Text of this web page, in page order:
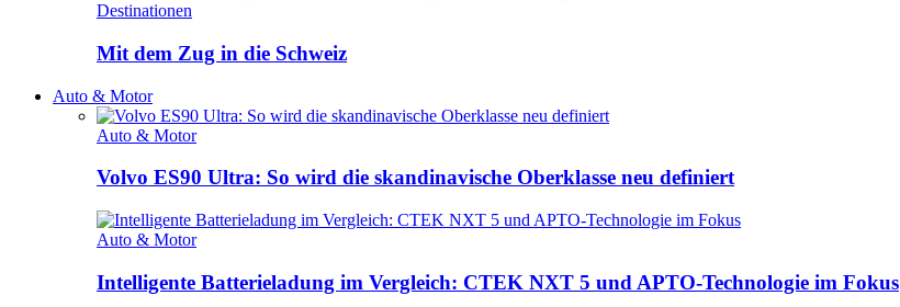
Destinationen
Mit dem Zug in die Schweiz
Auto & Motor
Auto & Motor
Volvo ES90 Ultra: So wird die skandinavische Oberklasse neu definiert
Auto & Motor
Intelligente Batterieladung im Vergleich: CTEK NXT 5 und APTO-Technologie im Fokus